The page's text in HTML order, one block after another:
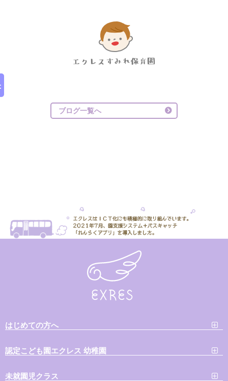
ブログ一覧へ
はじめての方へ
認定こども園エクレス 幼稚園
未就園児クラス